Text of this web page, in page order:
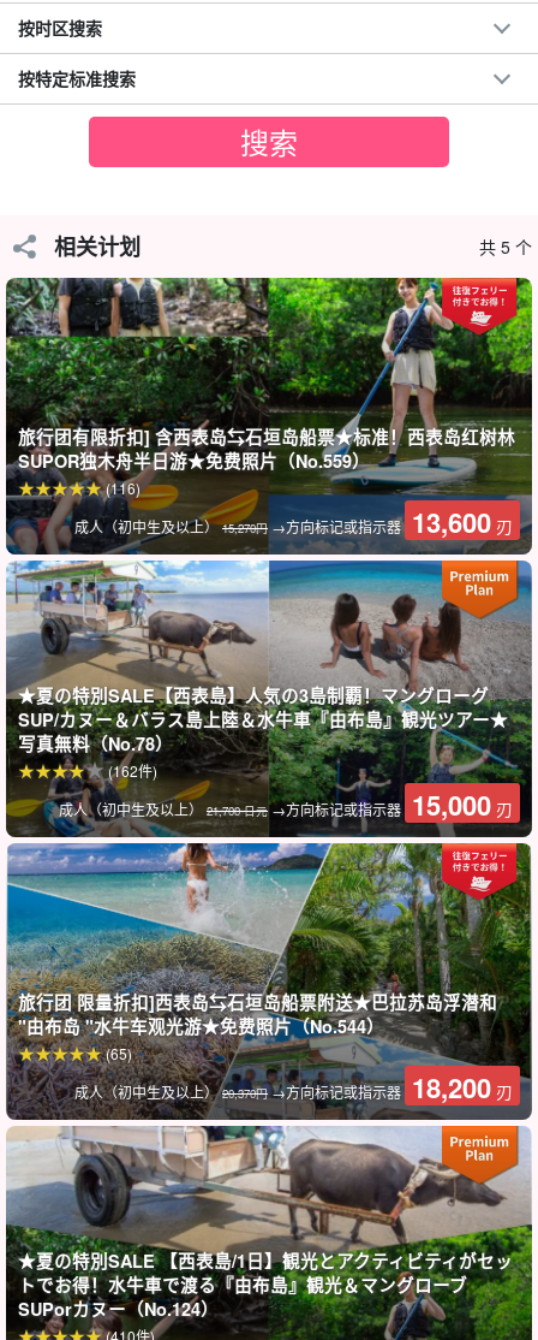
从海滩进入的浮潜系统让没有经验的浮潜者和所有年龄段的浮潜者
都能体验到浮潜的乐趣。
我们的许多客人都是初学者。请放心，我们会为您提供安全装备和
免费照片数据礼物
在游览过程中，导游将免费为您拍照并提供数据。
导游提供良好的支持。
导游都是水上救生员资格。我们有我们会缓慢而仔细地为您讲解，
因此欢迎小孩子和游泳水平较差的人加入我们！
[新] 与会者总数超过 30 万人！
◆包含免费照片数据
包括免费租用的旅游装备
旅行团参与者福利页面介绍。
按时区搜索
按特定标准搜索
相关计划 共 5 个
旅行团有限折扣] 含西表岛⇆石垣岛船票★标准！西表岛红树林
SUPOR独木舟半日游★免费照片（No.559）
成人（初中生及以上）15,270円→方向标记或指示器 13,600 刃
(116)
★夏の特別SALE【西表島】人気の3島制覇！マングローグ
SUP/カヌー＆バラス島上陸＆水牛車『由布島』観光ツアー★
写真無料（No.78）
成人（初中生及以上） 21,700 日元→方向标记或指示器 15,000 刃
(162件)
旅行团 限量折扣]西表岛⇆石垣岛船票附送★巴拉苏岛浮潜和
"由布岛 "水牛车观光游★免费照片（No.544）
成人（初中生及以上）20,370円→方向标记或指示器 18,200 刃
(65)
★夏の特別SALE 【西表島/1日】観光とアクティビティがセッ
トでお得！水牛車で渡る『由布島』観光＆マングローブ
SUPorカヌー（No.124）
(410件)